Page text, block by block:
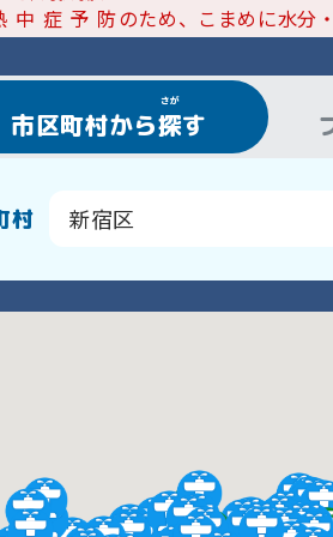
中症予防のため、こまめに水分・
市区町村から探
さが
す
村